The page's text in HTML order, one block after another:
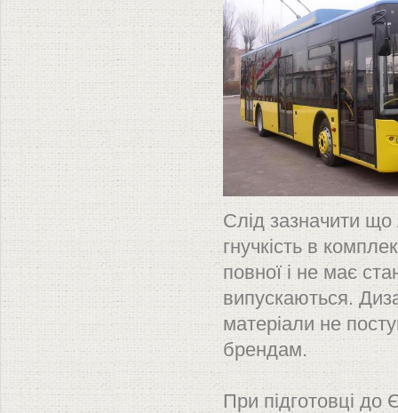
Слід зазначити що
гнучкість в
повної і не має
випускаються.
матеріали не
брендам.
При підготовці до